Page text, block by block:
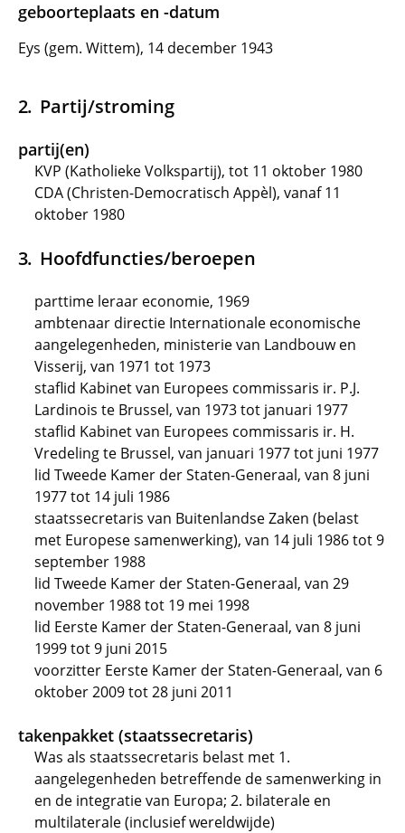
geboorteplaats en -datum
Eys (gem. Wittem), 14 december 1943
Partij/stroming
partij(en)
KVP (Katholieke Volkspartij), tot 11 oktober 1980
CDA (Christen-Democratisch Appèl), vanaf 11
oktober 1980
Hoofdfuncties/beroepen
parttime leraar economie, 1969
ambtenaar directie Internationale economische
aangelegenheden, ministerie van Landbouw en
Visserij, van 1971 tot 1973
staflid Kabinet van Europees commissaris ir. P.J.
Lardinois te Brussel, van 1973 tot januari 1977
staflid Kabinet van Europees commissaris ir. H.
Vredeling te Brussel, van januari 1977 tot juni 1977
lid Tweede Kamer der Staten-Generaal, van 8 juni
1977 tot 14 juli 1986
staatssecretaris van Buitenlandse Zaken (belast
met Europese samenwerking), van 14 juli 1986 tot 9
september 1988
lid Tweede Kamer der Staten-Generaal, van 29
november 1988 tot 19 mei 1998
lid Eerste Kamer der Staten-Generaal, van 8 juni
1999 tot 9 juni 2015
voorzitter Eerste Kamer der Staten-Generaal, van 6
oktober 2009 tot 28 juni 2011
takenpakket (staatssecretaris)
Was als staatssecretaris belast met 1.
aangelegenheden betreffende de samenwerking in
en de integratie van Europa; 2. bilaterale en
multilaterale (inclusief wereldwijde)